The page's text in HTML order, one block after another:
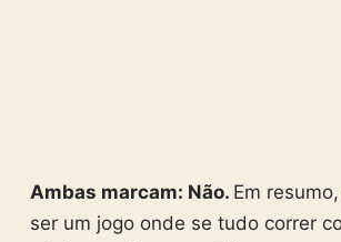
Ambas marcam: Não. Em
ser um jogo onde se tudo correr